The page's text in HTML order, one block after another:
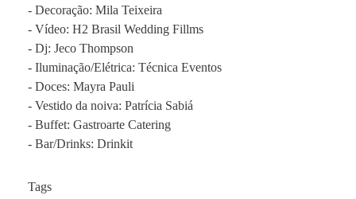
- Decoração: Mila Teixeira
- Vídeo: H2 Brasil Wedding Fillms
- Dj: Jeco Thompson
- Iluminação/Elétrica: Técnica Eventos
- Doces: Mayra Pauli
- Vestido da noiva: Patrícia Sabiá
- Buffet: Gastroarte Catering
- Bar/Drinks: Drinkit
Tags